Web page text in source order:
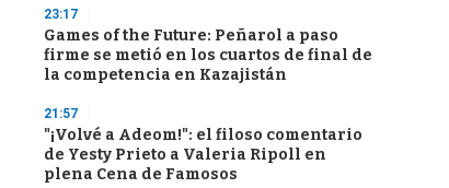
23:17
Games of the Future: Peñarol a paso
firme se metió en los cuartos de final de
la competencia en Kazajistán
21:57
"¡Volvé a Adeom!": el filoso comentario
de Yesty Prieto a Valeria Ripoll en
plena Cena de Famosos